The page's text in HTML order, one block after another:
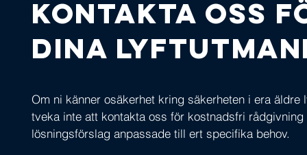
Kontakta oss
dina
Om ni känner osäkerhet kring säkerheten i era äldre
tveka inte att kontakta oss för kostnadsfri rådgivning
lösningsförslag anpassade till ert specifika behov.